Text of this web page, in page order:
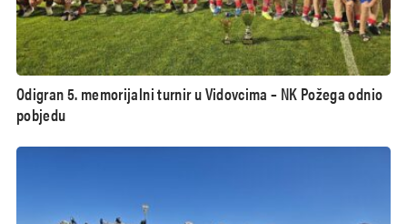
Odigran 5. memorijalni turnir u Vidovcima – NK Požega odnio
pobjedu